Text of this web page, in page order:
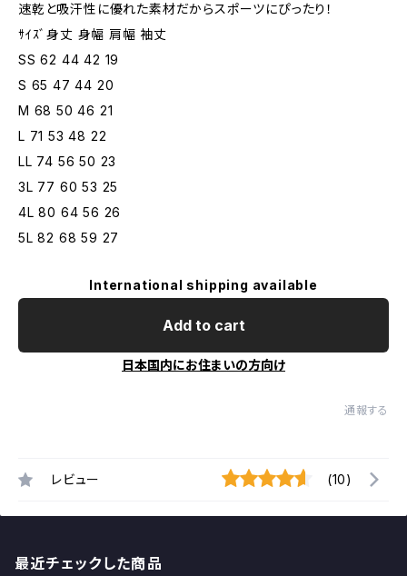
速乾と吸汗性に優れた素材だからスポーツにぴったり！
ｻｲｽﾞ身丈 身幅 肩幅 袖丈
SS 62 44 42 19
S 65 47 44 20
M 68 50 46 21
L 71 53 48 22
LL 74 56 50 23
3L 77 60 53 25
4L 80 64 56 26
5L 82 68 59 27
International shipping available
Add to cart
日本国内にお住まいの方向け
通報する
レビュー (10)
最近チェックした商品